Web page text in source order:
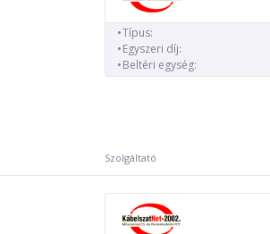
Típus:
Egyszeri díj:
Beltéri egység:
Szolgáltató